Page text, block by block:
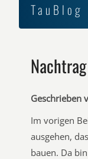
TauBlog
Geschrieben
Im vorigen
ausgehen,
bauen. Da